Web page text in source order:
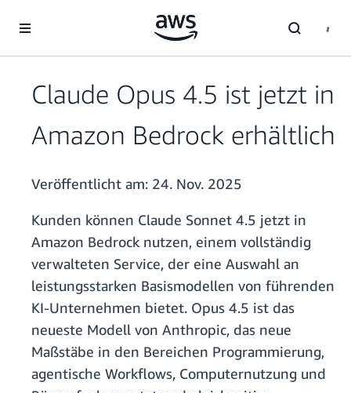
Überspringen zum Hauptinhalt
Claude Opus 4.5 ist jetzt in
Amazon Bedrock erhältlich
Veröffentlicht am: 24. Nov. 2025
Kunden können Claude Sonnet 4.5 jetzt in
Amazon Bedrock nutzen, einem vollständig
verwalteten Service, der eine Auswahl an
leistungsstarken Basismodellen von führenden
KI-Unternehmen bietet. Opus 4.5 ist das
neueste Modell von Anthropic, das neue
Maßstäbe in den Bereichen Programmierung,
agentische Workflows, Computernutzung und